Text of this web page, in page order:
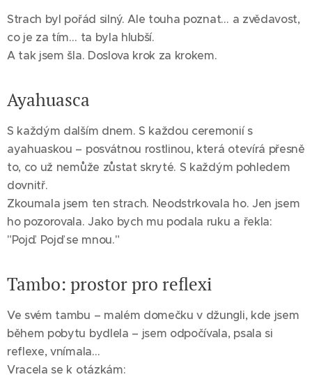
Strach byl pořád silný. Ale touha poznat… a zvědavost,
co je za tím… ta byla hlubší.
A tak jsem šla. Doslova krok za krokem.
Ayahuasca
S každým dalším dnem. S každou ceremonií s
ayahuaskou – posvátnou rostlinou, která otevírá přesně
to, co už nemůže zůstat skryté. S každým pohledem
dovnitř.
Zkoumala jsem ten strach. Neodstrkovala ho. Jen jsem
ho pozorovala. Jako bych mu podala ruku a řekla:
"Pojď. Pojď se mnou."
Tambo: prostor pro reflexi
Ve svém tambu – malém domečku v džungli, kde jsem
během pobytu bydlela – jsem odpočívala, psala si
reflexe, vnímala…
Vracela se k otázkám: